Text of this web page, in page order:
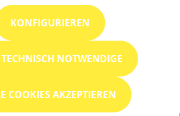
NOTWENDIGE
KONFIGURIEREN
COOKIES AKZEPTIEREN